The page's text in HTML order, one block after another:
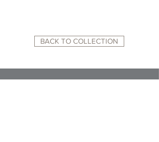
BACK TO COLLECTION